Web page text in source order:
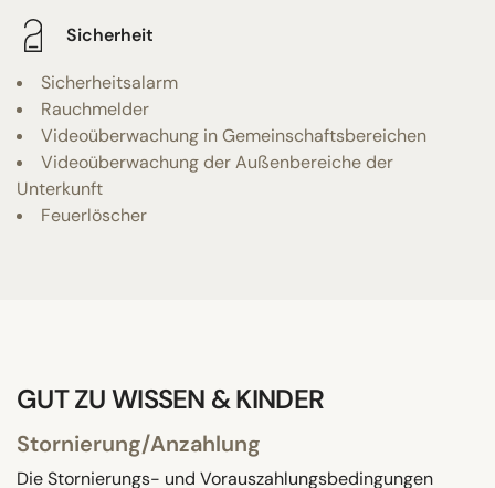
Sicherheit
Sicherheitsalarm
Rauchmelder
Videoüberwachung in Gemeinschaftsbereichen
Videoüberwachung der Außenbereiche der
Unterkunft
Feuerlöscher
GUT ZU WISSEN & KINDER
Stornierung/Anzahlung
Die Stornierungs- und Vorauszahlungsbedingungen